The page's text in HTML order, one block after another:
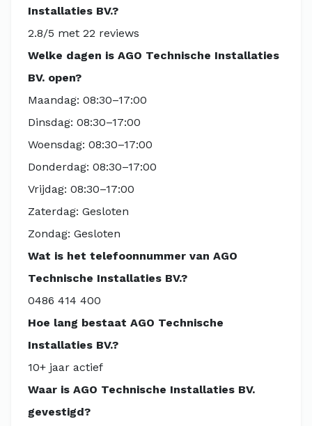
Installaties BV.?
2.8/5 met 22 reviews
Welke dagen is AGO Technische Installaties
BV. open?
Maandag: 08:30–17:00
Dinsdag: 08:30–17:00
Woensdag: 08:30–17:00
Donderdag: 08:30–17:00
Vrijdag: 08:30–17:00
Zaterdag: Gesloten
Zondag: Gesloten
Wat is het telefoonnummer van AGO
Technische Installaties BV.?
0486 414 400
Hoe lang bestaat AGO Technische
Installaties BV.?
10+ jaar actief
Waar is AGO Technische Installaties BV.
gevestigd?